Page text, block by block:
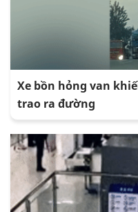
Xe bồn hỏng van
trao ra đường